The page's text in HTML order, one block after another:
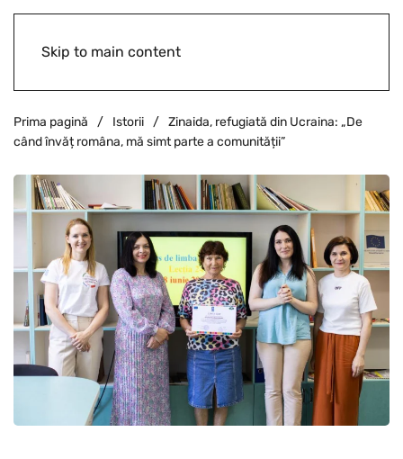
Skip to main content
Prima pagină Istorii
Zinaida, refugiată din Ucraina: „De
când învăț româna, mă simt parte a comunității”